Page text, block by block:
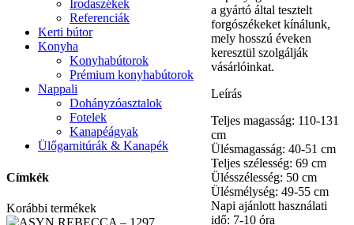
a gyártó által tesztelt
forgószékeket kínálunk,
mely hosszú éveken
keresztül szolgálják
vásárlóinkat.
Leírás
Teljes magasság: 110-131
cm
Ülésmagasság: 40-51 cm
Teljes szélesség: 69 cm
Ülésszélesség: 50 cm
Ülésmélység: 49-55 cm
Napi ajánlott használati
idő: 7-10 óra
Irodaszékek
Referenciák
Kerti bútor
Konyha
Konyhabútorok
Prémium konyhabútorok
Nappali
Dohányzóasztalok
Fotelek
Kanapéágyak
Ülőgarnitúrák & Kanapék
Címkék
Korábbi termékek